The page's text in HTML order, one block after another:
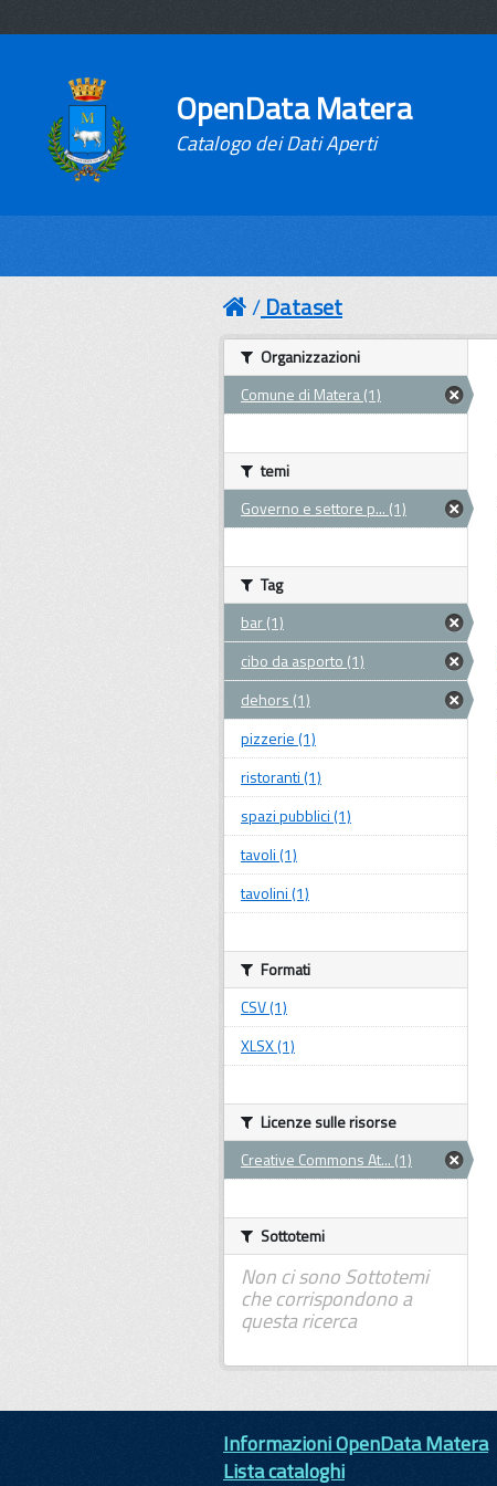
OpenData Matera
Catalogo dei Dati Aperti
Dataset
Organizzazioni
Comune di Matera (1)
temi
Governo e settore p... (1)
Tag
bar (1)
cibo da asporto (1)
dehors (1)
pizzerie (1)
ristoranti (1)
spazi pubblici (1)
tavoli (1)
tavolini (1)
Formati
CSV (1)
XLSX (1)
Licenze sulle risorse
Creative Commons At... (1)
Sottotemi
Non ci sono Sottotemi
che corrispondono a
questa ricerca
Informazioni OpenData Matera
Lista cataloghi